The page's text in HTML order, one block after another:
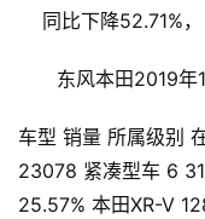
同比下降
东风本田2019年
车型 销量 所属级别
23078 紧凑型车 6
25.57% 本田XR-V